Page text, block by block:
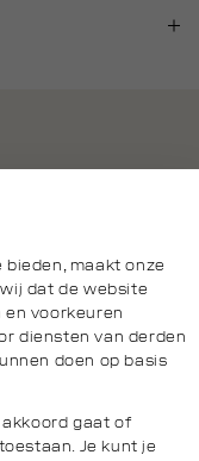
18.00 uur.
maakt onze
dat de website
voorkeuren
diensten van derden
doen op basis
gaat of
Je kunt je